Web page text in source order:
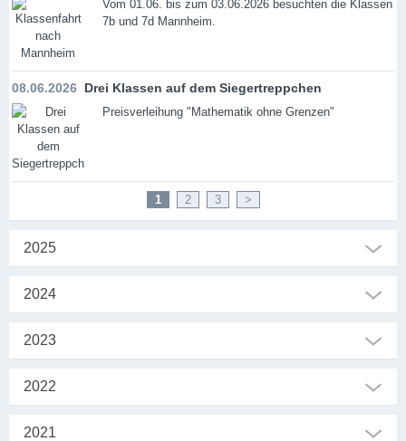
Vom 01.06. bis zum 03.06.2026 besuchten die Klassen
7b und 7d Mannheim.
08.06.2026 Drei Klassen auf dem Siegertreppchen
Preisverleihung "Mathematik ohne Grenzen"
1 2 3 >
2025
2024
2023
2022
2021